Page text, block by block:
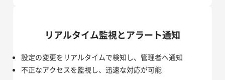
リアルタイム監視とアラート通知
設定の変更をリアルタイムで検知し、管理者へ通知
不正なアクセスを監視し、迅速な対応が可能